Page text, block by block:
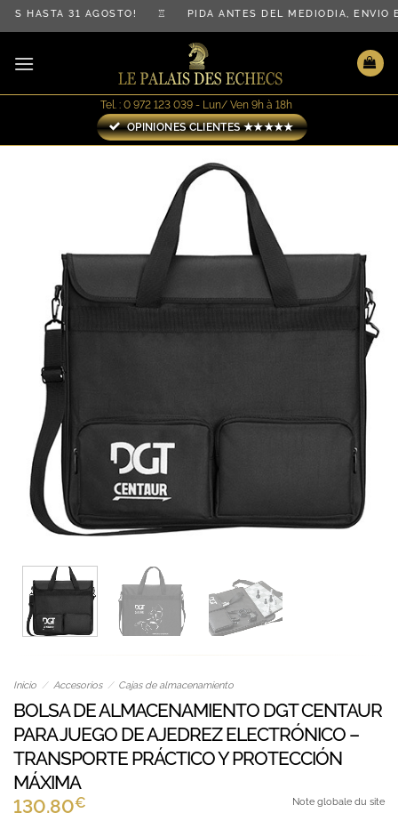
Saltar
al
contenido
HASTA 31 AGOSTO! ♖ PIDA ANTES DEL MEDIODÍA,
Tel. : 0 972 123 039 - Lun/ Ven 9h à 18h
OPINIONES CLIENTES ★★★★★
Inicio / Accesorios / Cajas de almacenamiento
BOLSA DE ALMACENAMIENTO DGT CENTAUR
PARA JUEGO DE AJEDREZ ELECTRÓNICO –
TRANSPORTE PRÁCTICO Y PROTECCIÓN
MÁXIMA
130.80€ Note globale du site